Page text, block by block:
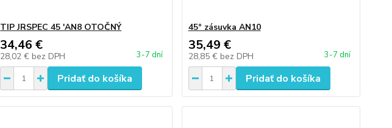
TIP JRSPEC 45 'AN8 OTOČNÝ
34,46 €
28,02 € bez DPH 3-7 dní
Pridať do košíka
45° zásuvka AN10
35,49 €
28,85 € bez DPH 3-7 dní
Pridať do košíka